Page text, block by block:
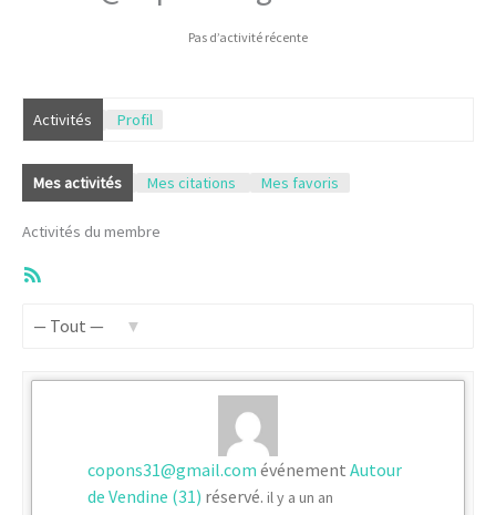
Pas d’activité récente
Activités Profil
Mes activités Mes citations Mes favoris
Activités du membre
copons31@gmail.com événement Autour
de Vendine (31) réservé. il y a un an